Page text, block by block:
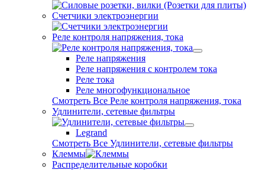
Счетчики электроэнергии
Реле контроля напряжения, тока
Реле напряжения
Реле напряжения с контролем тока
Реле тока
Реле многофункциональное
Смотреть Все Реле контроля напряжения, тока
Удлинители, сетевые фильтры
Legrand
Смотреть Все Удлинители, сетевые фильтры
Клеммы
Распределительные коробки